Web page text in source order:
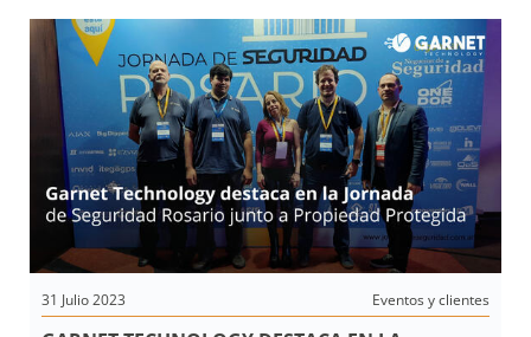
cada instalación. El programa ha sido diseñado
para brindar a las
empresas de monitoreouna
solución integral que les permita administrar de
manera eficiente y segura lossistemas de
alarmaTitaniumy Garnet.
31 Julio 2023 Eventos y clientes